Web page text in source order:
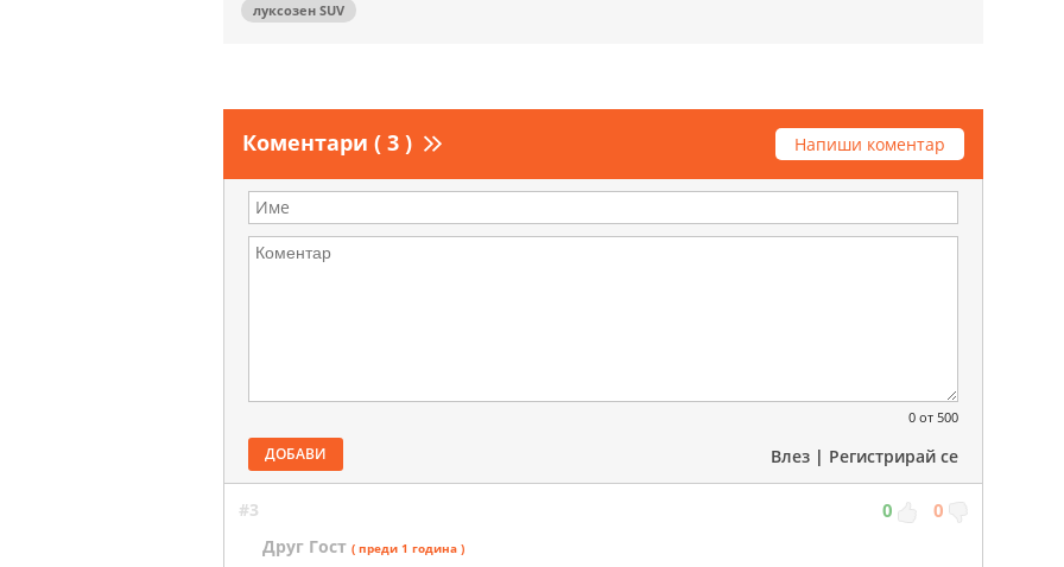
луксозен SUV
Коментари ( 3 ) Напиши коментар
0 от 500
ДОБАВИ Влез | Регистрирай се
#3 0 0
Друг Гост ( преди 1 година )